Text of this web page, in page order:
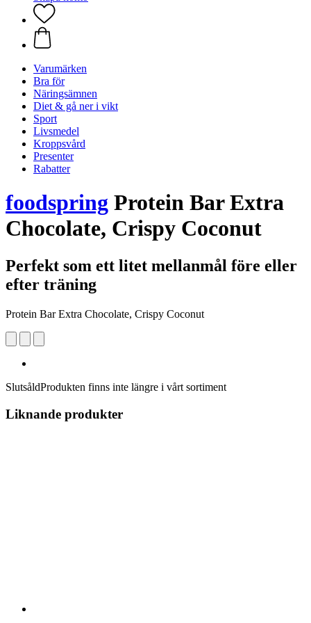
Varumärken
Bra för
Näringsämnen
Diet & gå ner i vikt
Sport
Livsmedel
Kroppsvård
Presenter
Rabatter
foodspring Protein Bar Extra
Chocolate, Crispy Coconut
Perfekt som ett litet mellanmål före eller
efter träning
Protein Bar Extra Chocolate, Crispy Coconut
SlutsåldProdukten finns inte längre i vårt sortiment
Liknande produkter